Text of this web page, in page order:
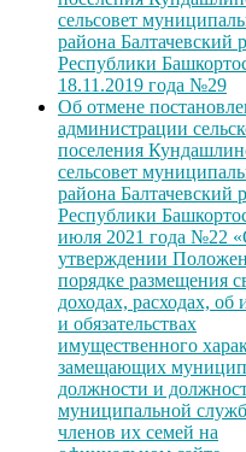
сельсовет
района Балтачевский
Республики
18.11.2019 года №29
Об отмене
администрации
поселения
сельсовет
района Балтачевский
Республики
июля 2021 года №22
утверждении
порядке размещения
доходах, расходах, об
и обязательствах
имущественного
замещающих
должности и
муниципальной
членов их семей на